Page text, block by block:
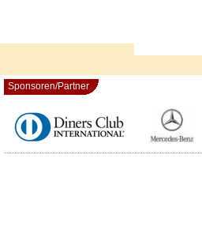
Sponsoren/Partner